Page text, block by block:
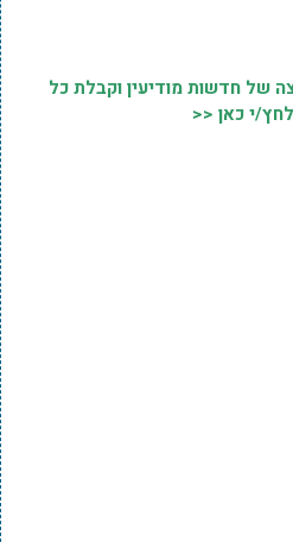
של חדשות מודיעין וקבלת כל
י כאן <<